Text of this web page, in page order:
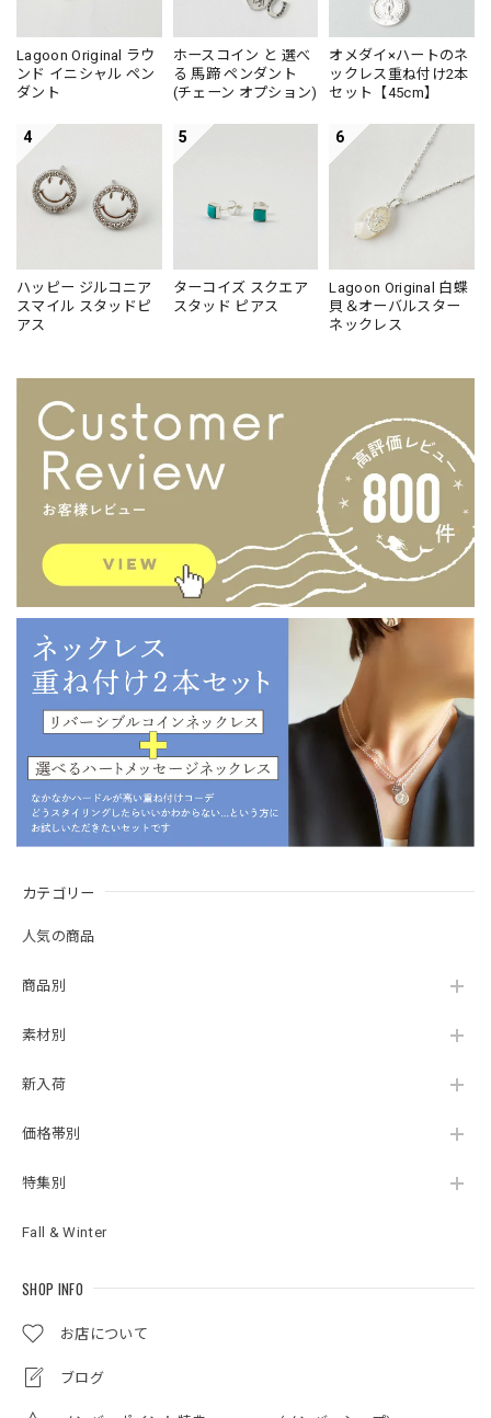
カテゴリー
人気の商品
商品別
素材別
新入荷
価格帯別
特集別
Fall & Winter
SHOP INFO
お店について
ブログ
Lagoon Original ラウ
ンド イニシャル ペン
ダント
ホースコイン と 選べ
る 馬蹄 ペンダント
(チェーン オプション)
オメダイ×ハートのネ
ックレス重ね付け2本
セット【45cm】
4
ハッピー ジルコニア
スマイル スタッドピ
アス
5
ターコイズ スクエア
スタッド ピアス
6
Lagoon Original 白蝶
貝＆オーバルスター
ネックレス